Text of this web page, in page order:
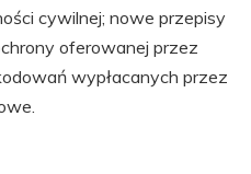
cywilnej; nowe przepisy
oferowanej przez
wypłacanych przez